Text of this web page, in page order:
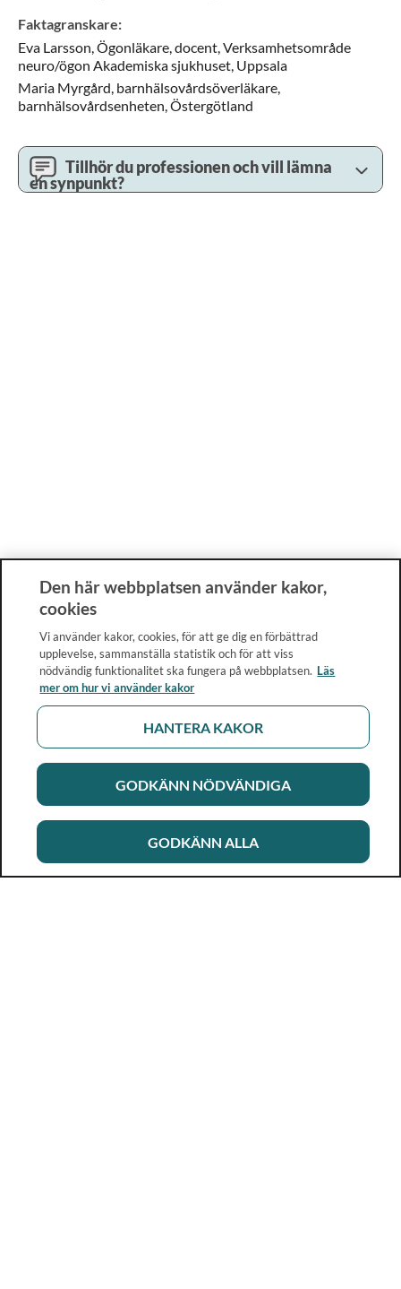
Faktagranskare:
Eva Larsson,Ögonläkare, docent,Verksamhetsområde
neuro/ögon Akademiska sjukhuset, Uppsala
Maria Myrgård, barnhälsovårdsöverläkare,
barnhälsovårdsenheten,Östergötland
Tillhör du professionen och vill lämna
en synpunkt?
Den här webbplatsen använder kakor,
cookies
Vi använder kakor, cookies, för att ge dig en förbättrad
upplevelse, sammanställa statistik och för att viss
nödvändig funktionalitet ska fungera på webbplatsen. Läs
mer om hur vi använder kakor
HANTERA KAKOR
GODKÄNN NÖDVÄNDIGA
GODKÄNN ALLA